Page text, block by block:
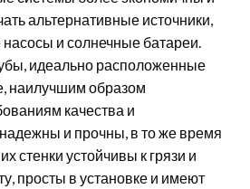
альтернативные источники,
насосы и солнечные батареи.
идеально расположенные
наилучшим образом
качества и
и прочны, в то же время
стенки устойчивы к грязи и
просты в установке и имеют